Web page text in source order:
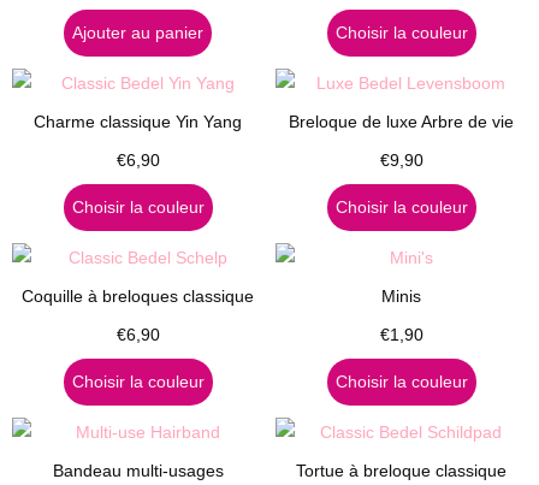
Ajouter au panier Choisir la couleur
Charme classique Yin Yang
€6,90
Choisir la couleur
Breloque de luxe Arbre de vie
€9,90
Choisir la couleur
Coquille à breloques classique
€6,90
Choisir la couleur
Minis
€1,90
Choisir la couleur
Bandeau multi-usages
Tortue à breloque classique